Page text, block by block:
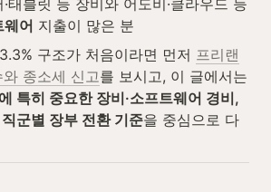
웨어 지출이 많은 분
구조가 처음이라면 먼저 프리랜
종소세 신고
특히 중요한 장비·소프트웨어 경비,
군별 장부 전환 기준을 중심으로 다